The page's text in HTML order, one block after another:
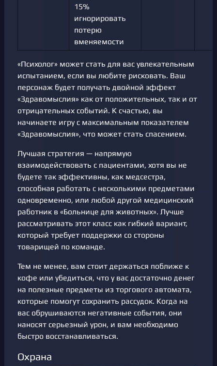
15%
игнорировать
потерю
вменяемости
«Психолог» может стать для вас увлекательным
испытанием, если вы любите рисковать. Ваш
персонаж будет получать двойной эффект
«Здравомыслия» как от положительных, так и от
отрицательных событий. К счастью, вы
начинаете игру с максимальным показателем
«Здравомыслия», что может стать спасением.
Лучшая стратегия — напрямую
взаимодействовать с пациентами, хотя вы не
будете так эффективны, как медсестра,
способная работать с несколькими предметами
одновременно, или любой другой медицинский
работник в «Больнице для животных». Лучше
рассматривать этот класс как гибкий вариант,
который требует поддержки со стороны
товарищей по команде.
Тем не менее, вам стоит держаться поближе к
кофе или убедиться, что у вас достаточно денег
на полезные предметы из торгового автомата,
которые помогут сохранить рассудок. Когда на
вас обрушиваются негативные события, они
наносят серьезный урон, и вам необходимо
быстро восстанавливаться.
Охрана